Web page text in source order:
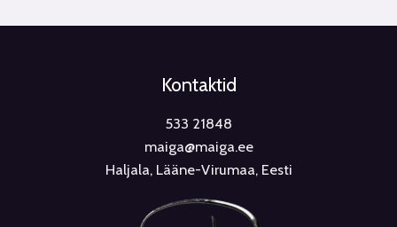
Kontaktid
533 21848
maiga@maiga.ee
Haljala, Lääne-Virumaa, Eesti